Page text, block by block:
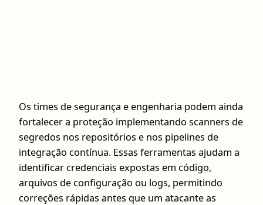
Os times de segurança e engenharia podem ainda
fortalecer a proteção implementando scanners de
segredos nos repositórios e nos pipelines de
integração contínua. Essas ferramentas ajudam a
identificar credenciais expostas em código,
arquivos de configuração ou logs, permitindo
correções rápidas antes que um atacante as